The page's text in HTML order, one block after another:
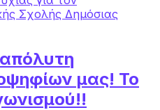
μας! Το